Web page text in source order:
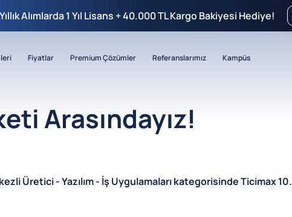
Alımlarda 1 Yıl Lisans + 40.000 TL Kargo Bakiyesi Hediye!
Fiyatlar Premium Çözümler Referanslarımız Kampüs
Arasındayız!
Üretici - Yazılım - İş Uygulamaları kategorisinde Ticimax 10.